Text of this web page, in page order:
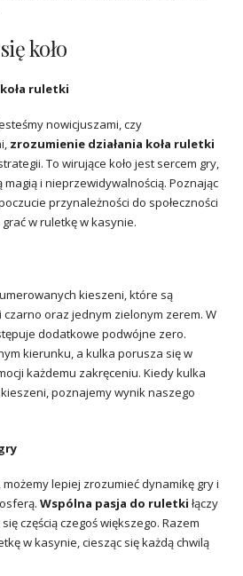
koło
ruletki
nowicjuszami, czy
zrozumienie działania koła ruletki
To wirujące koło jest sercem gry,
i nieprzewidywalnością. Poznając
przynależności do społeczności
w ruletkę w kasynie.
kieszeni, które są
oraz jednym zielonym zerem. W
dodatkowe podwójne zero.
kierunku, a kulka porusza się w
każdemu zakręceniu. Kiedy kulka
poznajemy wynik naszego
możemy lepiej zrozumieć dynamikę gry i
Wspólna pasja do ruletki łączy
częścią czegoś większego. Razem
w kasynie, ciesząc się każdą chwilą